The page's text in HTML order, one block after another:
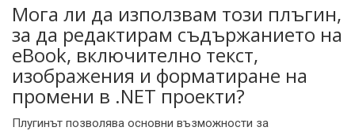
Мога ли да използвам този плъгин,
за да редактирам съдържанието на
eBook, включително текст,
изображения и форматиране на
промени в .NET проекти?
Плугинът позволява основни възможности за